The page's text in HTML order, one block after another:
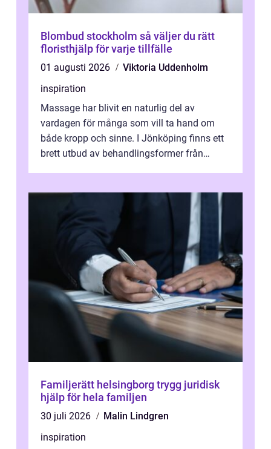
Blombud stockholm så väljer du rätt
floristhjälp för varje tillfälle
01 augusti 2026
Viktoria Uddenholm
inspiration
Massage har blivit en naturlig del av
vardagen för många som vill ta hand om
både kropp och sinne. I Jönköping finns ett
brett utbud av behandlingsformer från
Familjerätt helsingborg trygg juridisk
hjälp för hela familjen
30 juli 2026
Malin Lindgren
inspiration